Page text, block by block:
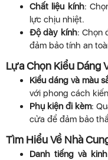
Chất liệu kính:
lực chịu nhiệt.
Độ dày kính: Chọn
đảm bảo tính an
Lựa Chọn Kiểu Dáng
Kiểu dáng và màu
với phong cách
Phụ kiện đi kèm:
cửa để đảm bảo
Tìm Hiểu Về Nhà
Danh tiếng và